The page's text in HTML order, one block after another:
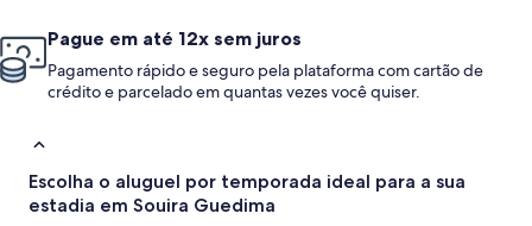
Pague em até 12x sem juros
Pagamento rápido e seguro pela plataforma com cartão de
crédito e parcelado em quantas vezes você quiser.
Escolha o aluguel por temporada ideal para a sua
estadia em Souira Guedima